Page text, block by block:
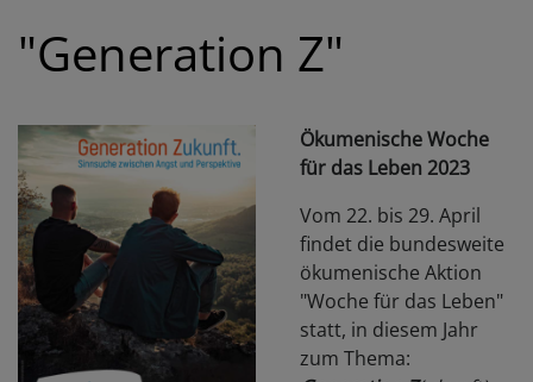
"Generation Z"
Ökumenische Woche
für das Leben 2023
Vom 22. bis 29. April
findet die bundesweite
ökumenische Aktion
"Woche für das Leben"
statt, in diesem Jahr
zum Thema: